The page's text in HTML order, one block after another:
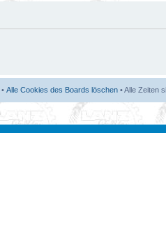
• Alle Cookies des Boards löschen • Alle Zeiten